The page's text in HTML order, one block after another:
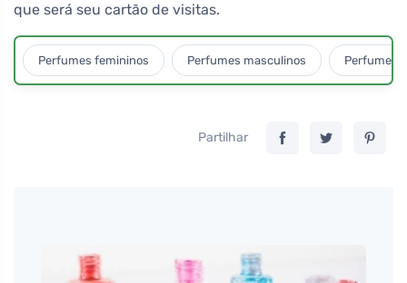
que será seu cartão de visitas.
Perfumes femininos Perfumes masculinos Perfumes
Partilhar